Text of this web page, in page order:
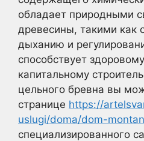
обладает природными
древесины, такими как
дыханию и
способствует
капитальному
цельного бревна вы
странице https://
uslugi/doma/dom-
специализированного